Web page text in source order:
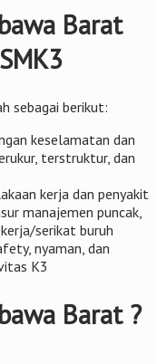
Barat
sebagai berikut:
keselamatan dan
terstruktur, dan
kerja dan penyakit
manajemen puncak,
serikat buruh
nyaman, dan
K3
Barat ?